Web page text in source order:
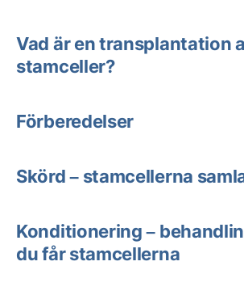
Vad är en transplantation
stamceller?
Förberedelser
Skörd – stamcellerna
Konditionering –
du får stamcellerna